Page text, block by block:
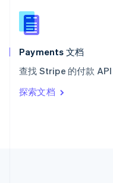
Payments 文档
查找 Stripe 的付款 API
探索文档
新西兰
English
匈牙利
English
ItalianoEnglish
印度
English